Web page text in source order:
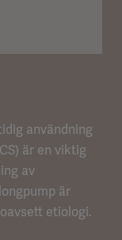
användning
är en viktig
av
är
etiologi.